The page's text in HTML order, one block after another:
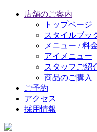
店舗のご案内
トップページ
スタイルブッ
メニュー / 料
アイメニュー
スタッフご紹
商品のご購入
ご予約
アクセス
採用情報